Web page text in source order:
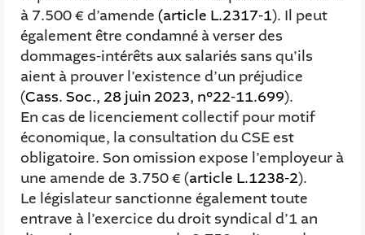
à 7.500 € d’amende (article L.2317-1). Il peut
également être condamné à verser des
dommages-intérêts aux salariés sans qu’ils
aient à prouver l’existence d’un préjudice
(Cass. Soc., 28 juin 2023, n°22-11.699).
En cas de licenciement collectif pour motif
économique, la consultation du CSE est
obligatoire. Son omission expose l’employeur à
une amende de 3.750 € (article L.1238-2).
Le législateur sanctionne également toute
entrave à l’exercice du droit syndical d’1 an